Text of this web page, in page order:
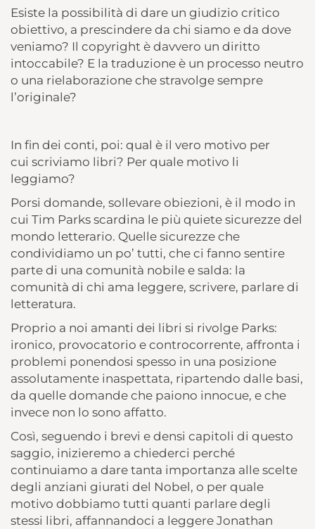
Esiste la possibilità di dare un giudizio critico
obiettivo, a prescindere da chi siamo e da dove
veniamo? Il copyright è davvero un diritto
intoccabile? E la traduzione è un processo neutro
o una rielaborazione che stravolge sempre
l’originale?
In fin dei conti, poi: qual è il vero motivo per
cui scriviamo libri? Per quale motivo li
leggiamo?
Porsi domande, sollevare obiezioni, è il modo in
cui Tim Parks scardina le più quiete sicurezze del
mondo letterario. Quelle sicurezze che
condividiamo un po’ tutti, che ci fanno sentire
parte di una comunità nobile e salda: la
comunità di chi ama leggere, scrivere, parlare di
letteratura.
Proprio a noi amanti dei libri si rivolge Parks:
ironico, provocatorio e controcorrente, affronta i
problemi ponendosi spesso in una posizione
assolutamente inaspettata, ripartendo dalle basi,
da quelle domande che paiono innocue, e che
invece non lo sono affatto.
Così, seguendo i brevi e densi capitoli di questo
saggio, inizieremo a chiederci perché
continuiamo a dare tanta importanza alle scelte
degli anziani giurati del Nobel, o per quale
motivo dobbiamo tutti quanti parlare degli
stessi libri, affannandoci a leggere Jonathan